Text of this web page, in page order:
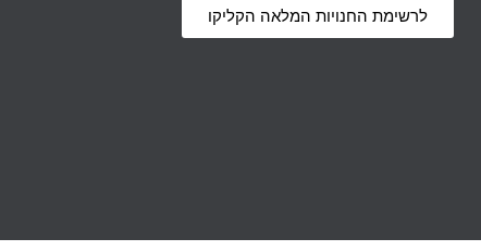
לרשימת החנויות המלאה הקליקו